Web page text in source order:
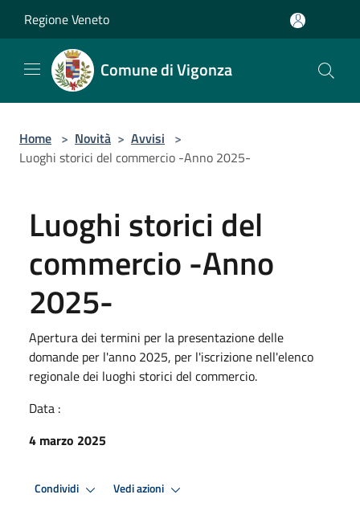
Regione Veneto
Comune di Vigonza
Home > Novità > Avvisi >
Luoghi storici del commercio -Anno 2025-
Luoghi storici del
commercio -Anno
2025-
Apertura dei termini per la presentazione delle
domande per l'anno 2025, per l'iscrizione nell'elenco
regionale dei luoghi storici del commercio.
Data :
4 marzo 2025
Condividi Vedi azioni